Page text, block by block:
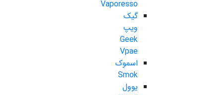
Vaporesso
گیک
ویپ
Geek
Vpae
اسموک
Smok
یوول